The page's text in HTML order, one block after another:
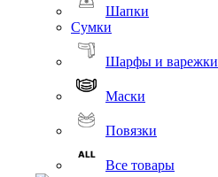
Шапки
Сумки
Шарфы и варежки
Маски
Повязки
Все товары